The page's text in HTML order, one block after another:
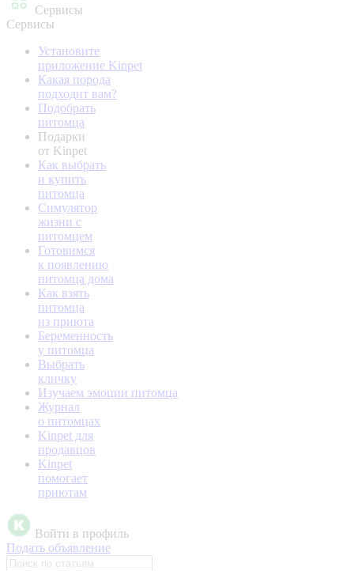
Сервисы
Сервисы
Установите
приложение Kinpet
Какая порода
подходит вам?
Подобрать
питомца
Подарки
от Kinpet
Как выбрать
и купить
питомца
Симулятор
жизни с
питомцем
Готовимся
к появлению
питомца дома
Как взять
питомца
из приюта
Беременность
у питомца
Выбрать
кличку
Изучаем эмоции питомца
Журнал
о питомцах
Kinpet для
продавцов
Kinpet
помогает
приютам
Войти в профиль
Подать объявление